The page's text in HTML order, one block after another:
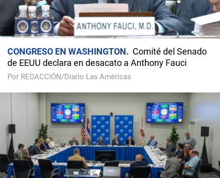
CONGRESO EN WASHINGTON
Comité del Senado
de EEUU declara en desacato a Anthony Fauci
Por REDACCIÓN/Diario Las Américas